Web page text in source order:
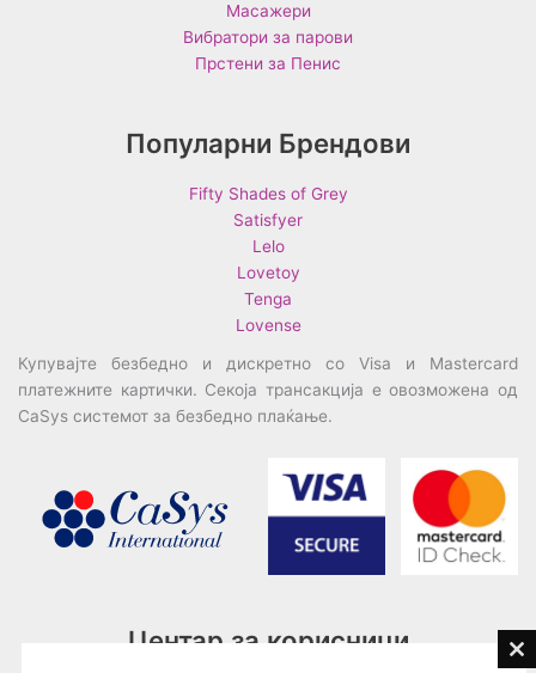
Масажери
Вибратори за парови
Прстени за Пенис
Популарни Брендови
Fifty Shades of Grey
Satisfyer
Lelo
Lovetoy
Tenga
Lovense
Купувајте безбедно и дискретно со Visa и Mastercard
платежните картички. Секоја трансакција е овозможена од
CaSys системот за безбедно плаќање.
Центар за корисници